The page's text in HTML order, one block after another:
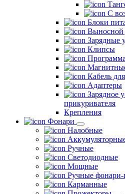
С
Блоки
Выносной
Зарядные
Клипсы
Кабель
Адаптеры
Зарядное
прикуривателя
Крепления
Фонари
Налобные
Ручные
Светодиодные
Мощные
Ручные
Карманные